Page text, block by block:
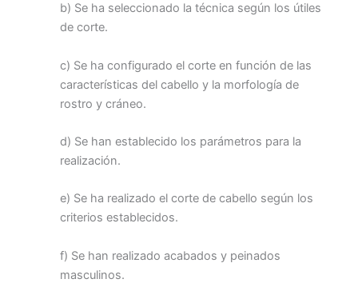
b) Se ha seleccionado la técnica según los útiles
de corte.
c) Se ha configurado el corte en función de las
características del cabello y la morfología de
rostro y cráneo.
d) Se han establecido los parámetros para la
realización.
e) Se ha realizado el corte de cabello según los
criterios establecidos.
f) Se han realizado acabados y peinados
masculinos.